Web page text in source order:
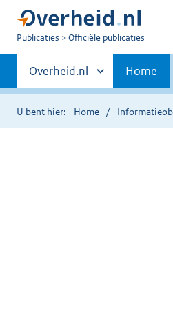
U
Publicaties Officiële publicaties
Primaire
navigatie
Andere
sites
binnen
Overheid.nl Home
U bent hier: Home